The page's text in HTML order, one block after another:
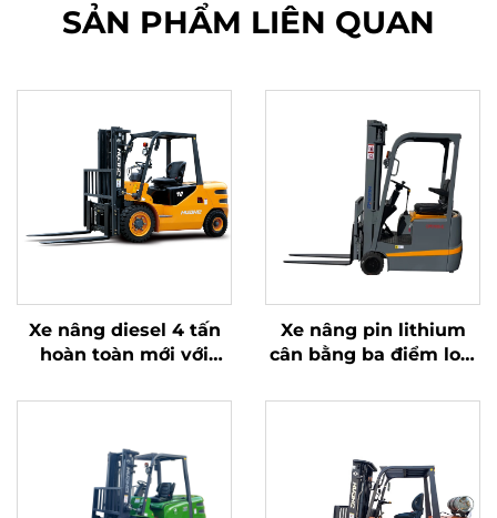
SẢN PHẨM LIÊN QUAN
Xe nâng diesel 4 tấn
hoàn toàn mới với
Bản chất lượng cao
Xe nâng pin lithium
cân bằng ba điểm loại
Trung Quốc, giá cả